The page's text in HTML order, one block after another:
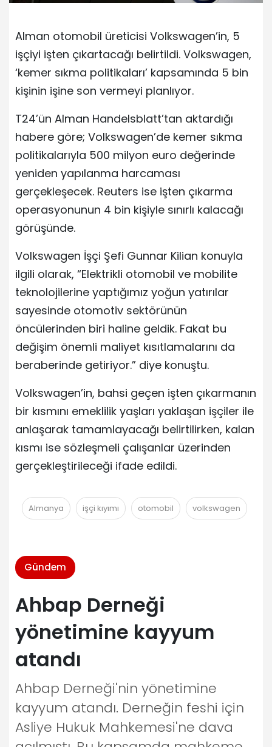
Alman otomobil üreticisi Volkswagen’in, 5
işçiyi işten çıkartacağı belirtildi. Volkswagen,
‘kemer sıkma politikaları’ kapsamında 5 bin
kişinin işine son vermeyi planlıyor.
T24’ün Alman Handelsblatt’tan aktardığı
habere göre; Volkswagen’de kemer sıkma
politikalarıyla 500 milyon euro değerinde
yeniden yapılanma harcaması
gerçekleşecek. Reuters ise işten çıkarma
operasyonunun 4 bin kişiyle sınırlı kalacağı
görüşünde.
Volkswagen İşçi Şefi Gunnar Kilian konuyla
ilgili olarak, “Elektrikli otomobil ve mobilite
teknolojilerine yaptığımız yoğun yatırılar
sayesinde otomotiv sektörünün
öncülerinden biri haline geldik. Fakat bu
değişim önemli maliyet kısıtlamalarını da
beraberinde getiriyor.” diye konuştu.
Volkswagen’in, bahsi geçen işten çıkarmanın
bir kısmını emeklilik yaşları yaklaşan işçiler ile
anlaşarak tamamlayacağı belirtilirken, kalan
kısmı ise sözleşmeli çalışanlar üzerinden
gerçekleştirileceği ifade edildi.
Almanya işçi kıyımı otomobil volkswagen
Gündem
Ahbap Derneği
yönetimine kayyum
atandı
Ahbap Derneği'nin yönetimine
kayyum atandı. Derneğin feshi için
Asliye Hukuk Mahkemesi'ne dava